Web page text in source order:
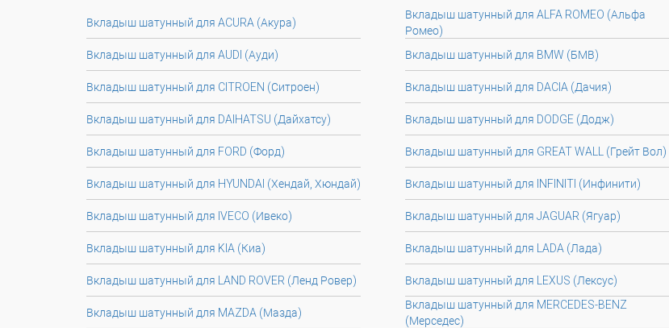
Вкладыш шатунный для ACURA (Акура)
Вкладыш шатунный для ALFA ROMEO (Альфа
Ромео)
Вкладыш шатунный для AUDI (Ауди)
Вкладыш шатунный для BMW (БМВ)
Вкладыш шатунный для CITROEN (Ситроен) Вкладыш шатунный для DACIA (Дачия)
Вкладыш шатунный для DAIHATSU (Дайхатсу) Вкладыш шатунный для DODGE (Додж)
Вкладыш шатунный для FORD (Форд) Вкладыш шатунный для GREAT WALL (Грейт Вол)
Вкладыш шатунный для HYUNDAI (Хендай, Хюндай) Вкладыш шатунный для INFINITI (Инфинити)
Вкладыш шатунный для IVECO (Ивеко) Вкладыш шатунный для JAGUAR (Ягуар)
Вкладыш шатунный для KIA (Киа) Вкладыш шатунный для LADA (Лада)
Вкладыш шатунный для LAND ROVER (Ленд Ровер) Вкладыш шатунный для LEXUS (Лексус)
Вкладыш шатунный для MAZDA (Мазда)
Вкладыш шатунный для MERCEDES-BENZ
(Мерседес)